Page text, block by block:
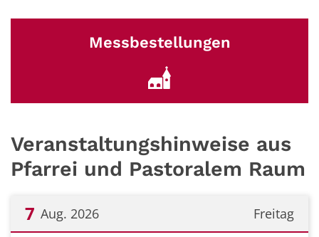
Messbestellungen
Veranstaltungshinweise aus
Pfarrei und Pastoralem Raum
Freitag
7 Aug. 2026